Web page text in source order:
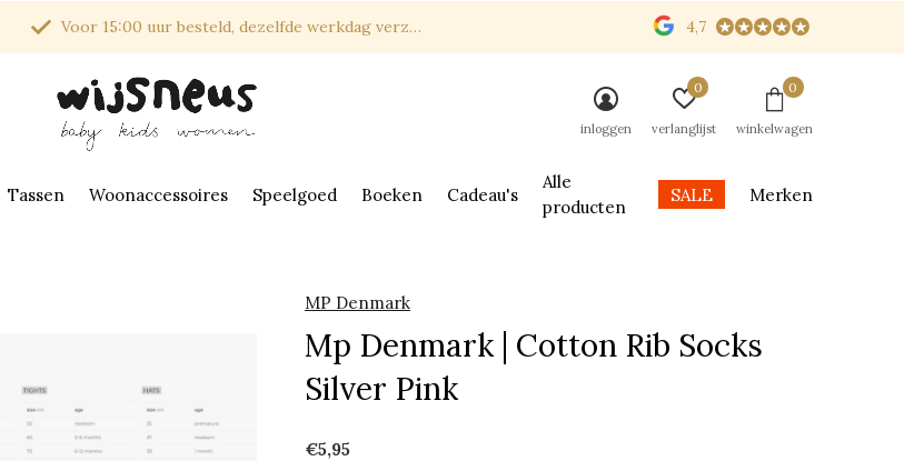
Tassen Woonaccessoires Speelgoed Boeken Cadeau's
Alle
producten
SALE Merken
inloggen verlanglijst
0
winkelwagen
0
Voor 15:00 uur besteld, dezelfde werkdag verzonden 4,7
MP Denmark
Mp Denmark | Cotton Rib Socks
Silver Pink
€5,95